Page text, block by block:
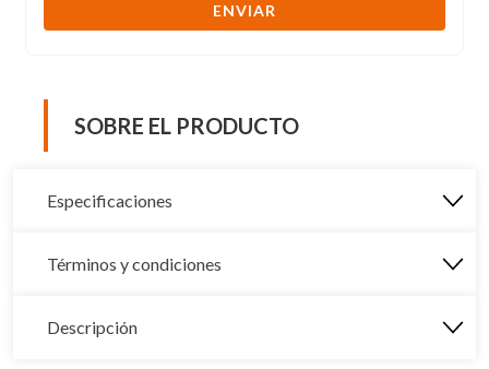
ENVIAR
SOBRE EL PRODUCTO
Especificaciones
Términos y condiciones
Descripción